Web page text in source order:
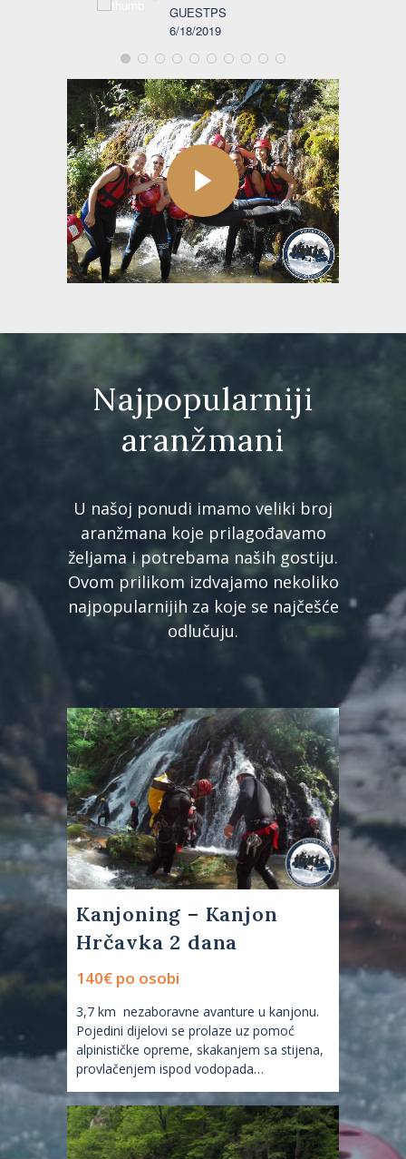
GUESTPS
6/18/2019
Najpopularniji
aranžmani
U našoj ponudi imamo veliki broj
aranžmana koje prilagođavamo
željama i potrebama naših gostiju.
Ovom prilikom izdvajamo nekoliko
najpopularnijih za koje se najčešće
odlučuju.
Kanjoning – Kanjon
Hrčavka 2 dana
140€ po osobi
3,7 km nezaboravne avanture u kanjonu.
Pojedini dijelovi se prolaze uz pomoć
alpinističke opreme, skakanjem sa stijena,
provlačenjem ispod vodopada…